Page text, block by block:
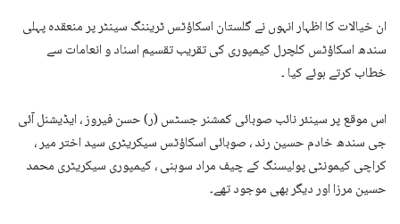
ان خیالات کا اظہار انہوں نے گلستان اسکاؤٹس ٹریننگ سینٹر پر منعقدہ پہلی
سندھ اسکاؤٹس کلچرل کیمپوری کی تقریب تقسیم اسناد و انعامات سے
خطاب کرتے ہوئے کیا ۔
اس موقع پر سینئر نائب صوبائی کمشنر جسٹس (ر) حسن فیروز ، ایڈیشنل آئی
جی سندھ خادم حسین رند ، صوبائی اسکاؤٹس سیکریٹری سید اختر میر ،
کراچی کیمونٹی پولیسنگ کے چیف مراد سوہنی ، کیمپوری سیکریٹری محمد
حسین مرزا اور دیگر بھی موجود تھے۔